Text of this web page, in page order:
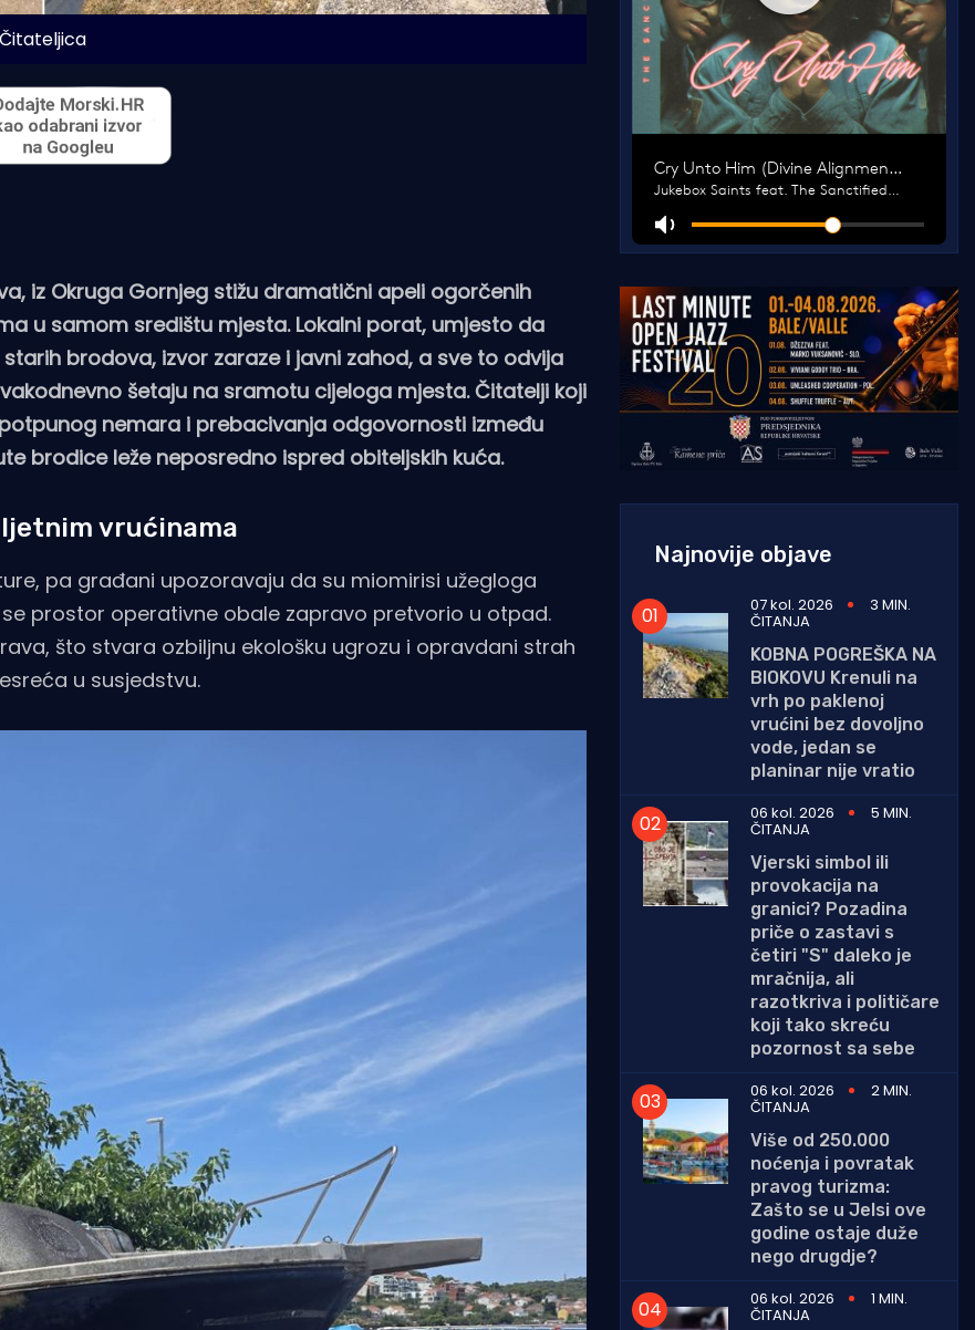
Čitateljica
iz Okruga Gornjeg stižu dramatični apeli ogorčenih
u samom središtu mjesta. Lokalni porat, umjesto da
brodova, izvor zaraze i javni zahod, a sve to odvija
šetaju na sramotu cijeloga mjesta. Čitatelji koji
nemara i prebacivanja odgovornosti između
brodice leže neposredno ispred obiteljskih kuća.
vrućinama
pa građani upozoravaju da su miomirisi užegloga
prostor operativne obale zapravo pretvorio u otpad.
što stvara ozbiljnu ekološku ugrozu i opravdani strah
u susjedstvu.
Najnovije objave
07 kol. 2026 3 MIN.
ČITANJA
KOBNA POGREŠKA NA
BIOKOVU Krenuli na
vrh po paklenoj
vrućini bez dovoljno
vode, jedan se
planinar nije vratio
06 kol. 2026
5 MIN.
ČITANJA
Vjerski simbol ili
provokacija na
granici? Pozadina
priče o zastavi s
četiri "S" daleko je
mračnija, ali
razotkriva i političare
koji tako skreću
pozornost sa sebe
06 kol. 2026
2 MIN.
ČITANJA
Više od 250.000
noćenja i povratak
pravog turizma:
Zašto se u Jelsi ove
godine ostaje duže
nego drugdje?
06 kol. 2026
1 MIN.
ČITANJA